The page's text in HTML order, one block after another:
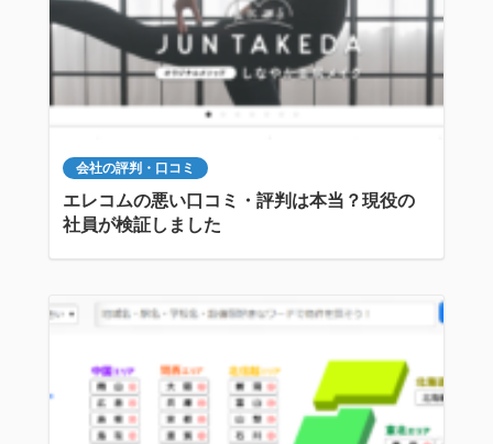
会社の評判・口コミ
エレコムの悪い口コミ・評判は本当？現役の
社員が検証しました